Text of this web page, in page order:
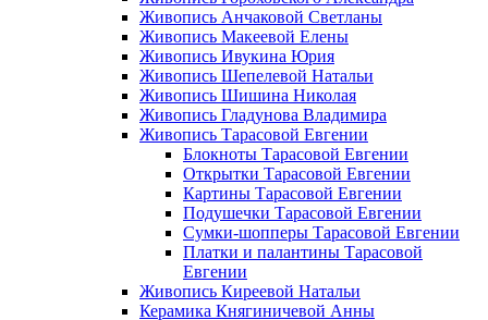
Живопись Анчаковой Светланы
Живопись Макеевой Елены
Живопись Ивукина Юрия
Живопись Шепелевой Натальи
Живопись Шишина Николая
Живопись Гладунова Владимира
Живопись Тарасовой Евгении
Блокноты Тарасовой Евгении
Открытки Тарасовой Евгении
Картины Тарасовой Евгении
Подушечки Тарасовой Евгении
Сумки-шопперы Тарасовой Евгении
Платки и палантины Тарасовой
Евгении
Живопись Киреевой Натальи
Керамика Княгиничевой Анны